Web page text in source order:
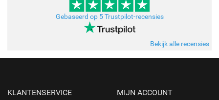
Gebaseerd op 5 Trustpilot-recensies
Bekijk alle recensies
KLANTENSERVICE MIJN ACCOUNT